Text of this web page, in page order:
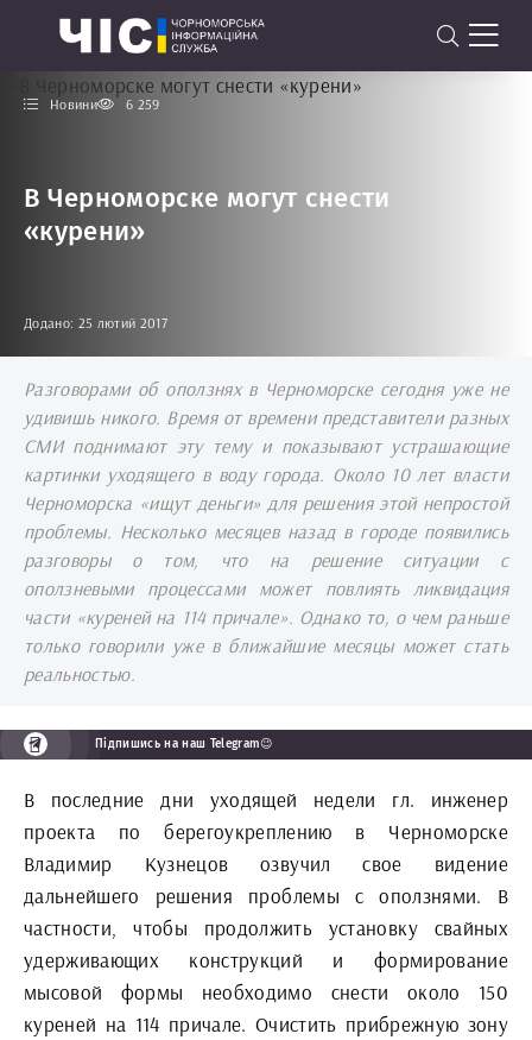
Новини 6 259
В Черноморске могут снести
«курени»
Додано: 25 лютий 2017
Разговорами об оползнях в Черноморске сегодня уже не
удивишь никого. Время от времени представители разных
СМИ поднимают эту тему и показывают устрашающие
картинки уходящего в воду города. Около 10 лет власти
Черноморска «ищут деньги» для решения этой непростой
проблемы. Несколько месяцев назад в городе появились
разговоры о том, что на решение ситуации с
оползневыми процессами может повлиять ликвидация
части «куреней на 114 причале». Однако то, о чем раньше
только говорили уже в ближайшие месяцы может стать
реальностью.
Підпишись на наш Telegram😉
В последние дни уходящей недели гл. инженер
проекта по берегоукреплению в Черноморске
Владимир Кузнецов озвучил свое видение
дальнейшего решения проблемы с оползнями. В
частности, чтобы продолжить установку свайных
удерживающих конструкций и формирование
мысовой формы необходимо снести около 150
куреней на 114 причале. Очистить прибрежную зону